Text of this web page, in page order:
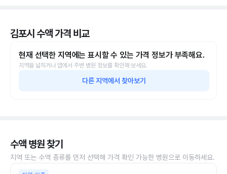
김포시 수액 가격 비교
현재 선택한 지역에는 표시할 수 있는 가격 정보가 부족해요.
지역을 넓히거나 앱에서 주변 병원 정보를 확인해 보세요.
다른 지역에서 찾아보기
수액 병원 찾기
지역 또는 수액 종류를 먼저 선택해 가격 확인 가능한 병원으로 이동하세요.